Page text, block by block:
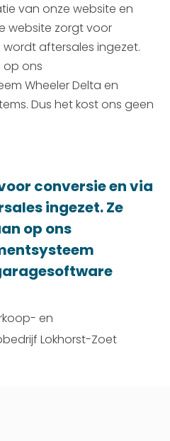
van onze website en
website zorgt voor
aftersales ingezet.
op ons
Wheeler Delta en
Dus het kost ons geen
conversie en via
ingezet. Ze
op ons
en
Lokhorst-Zoet